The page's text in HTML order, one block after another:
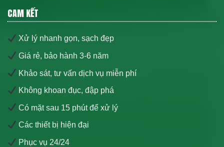
CAM KẾT
Xử lý nhanh gọn, sạch đẹp
Giá rẻ, bảo hành 3-6 năm
Khảo sát, tư vấn dịch vụ miễn phí
Không khoan đục, đập phá
Có mặt sau 15 phút để xử lý
Các thiết bị hiện đại
Phục vụ 24/24